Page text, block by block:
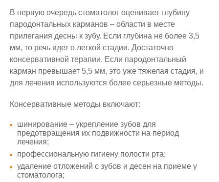
В первую очередь стоматолог оценивает глубину
пародонтальных карманов – области в месте
прилегания десны к зубу. Если глубина не более 3,5
мм, то речь идет о легкой стадии. Достаточно
консервативной терапии. Если пародонтальный
карман превышает 5,5 мм, это уже тяжелая стадия, и
для лечения используются более серьезные методы.
Консервативные методы включают:
шинирование – укрепление зубов для
предотвращения их подвижности на период
лечения;
профессиональную гигиену полости рта;
удаление отложений с зубов и десен на приеме у
стоматолога;